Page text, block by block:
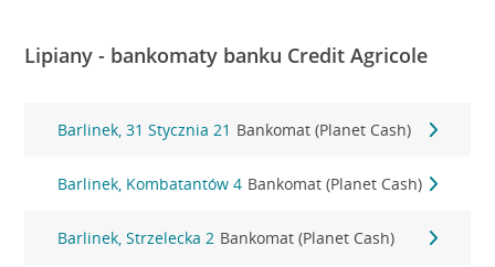
Lipiany - bankomaty banku Credit Agricole
Barlinek, 31 Stycznia 21 Bankomat (Planet Cash)
Barlinek, Kombatantów 4 Bankomat (Planet Cash)
Barlinek, Strzelecka 2 Bankomat (Planet Cash)